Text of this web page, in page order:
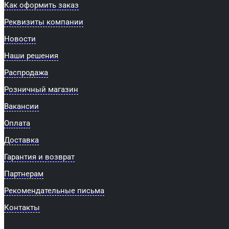
Как оформить заказ
Реквизиты компании
Новости
Наши решения
Распродажа
Розничный магазин
Вакансии
Оплата
Доставка
Гарантия и возврат
Партнерам
Рекомендательные письма
Контакты